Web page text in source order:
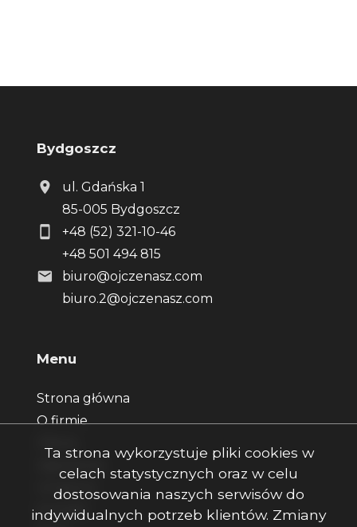
Bydgoszcz
ul. Gdańska 1
85-005 Bydgoszcz
+48 (52) 321-10-46
+48 501 494 815
biuro@ojczenasz.com
biuro.2@ojczenasz.com
Menu
Strona główna
O firmie
Zgłoszenia
Ulubione
Kontakt
Ta strona wykorzystuje pliki cookies w
celach statystycznych oraz w celu
dostosowania naszych serwisów do
indywidualnych potrzeb klientów. Zmiany